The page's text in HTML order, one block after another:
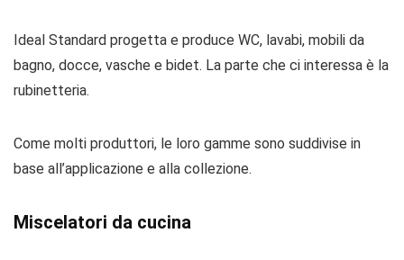
Ideal Standard progetta e produce WC, lavabi, mobili da
bagno, docce, vasche e bidet. La parte che ci interessa è la
rubinetteria.
Come molti produttori, le loro gamme sono suddivise in
base all’applicazione e alla collezione.
Miscelatori da cucina